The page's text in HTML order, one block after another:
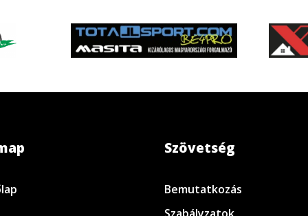
Szövetség
Bemutatkozás